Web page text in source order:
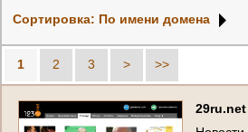
Сортировка: По имени домена
1 2 3 > >>
29ru.net